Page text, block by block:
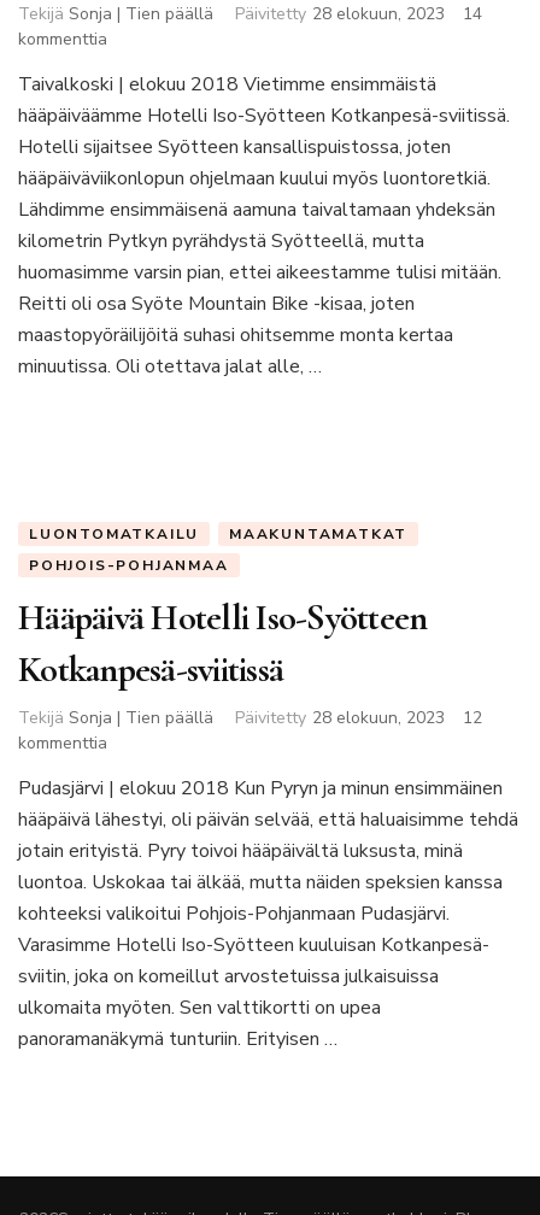
Tekijä Sonja | Tien päällä Päivitetty 28 elokuun, 2023
14
kommenttia
ihmeellisen
turkoosi
järvi
hiljainen
luontopolku
Taivalkoski | elokuu 2018 Vietimme ensimmäistä
hääpäiväämme Hotelli Iso-Syötteen Kotkanpesä-sviitissä.
Hotelli sijaitsee Syötteen kansallispuistossa, joten
hääpäiväviikonlopun ohjelmaan kuului myös luontoretkiä.
Lähdimme ensimmäisenä aamuna taivaltamaan yhdeksän
kilometrin Pytkyn pyrähdystä Syötteellä, mutta
huomasimme varsin pian, ettei aikeestamme tulisi mitään.
Reitti oli osa Syöte Mountain Bike -kisaa, joten
maastopyöräilijöitä suhasi ohitsemme monta kertaa
minuutissa. Oli otettava jalat alle, …
LUONTOMATKAILU
MAAKUNTAMATKAT
POHJOIS-POHJANMAA
Hääpäivä Hotelli Iso-Syötteen
Kotkanpesä-sviitissä
Tekijä Sonja | Tien päällä Päivitetty 28 elokuun, 2023
12
kommenttia
Hotelli
Iso-
Syötteen
Kotkanpesä-
sviitissä
Pudasjärvi | elokuu 2018 Kun Pyryn ja minun ensimmäinen
hääpäivä lähestyi, oli päivän selvää, että haluaisimme tehdä
jotain erityistä. Pyry toivoi hääpäivältä luksusta, minä
luontoa. Uskokaa tai älkää, mutta näiden speksien kanssa
kohteeksi valikoitui Pohjois-Pohjanmaan Pudasjärvi.
Varasimme Hotelli Iso-Syötteen kuuluisan Kotkanpesä-
sviitin, joka on komeillut arvostetuissa julkaisuissa
ulkomaita myöten. Sen valttikortti on upea
panoramanäkymä tunturiin. Erityisen …